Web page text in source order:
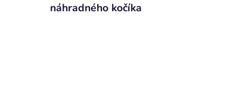
náhradného kočíka